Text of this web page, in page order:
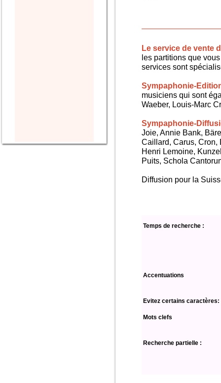
Le service de vente
les partitions que
services sont
Sympaphonie-
musiciens qui sont
Waeber, Louis-Marc
Sympaphonie-
Joie, Annie Bank,
Caillard, Carus, Cron,
Henri Lemoine,
Puits, Schola
Diffusion pour la
Temps de recherche :
Accentuations
Evitez certains caractères:
Mots clefs
Recherche partielle :